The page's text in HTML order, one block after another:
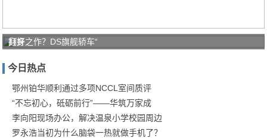
打好
防疫
保卫
战！
商汤
翻身之作？DS旗舰轿车“
今日热点
鄂州铂华顺利通过多项NCCL室间质评
“不忘初心，砥砺前行”——华筑万家成
李向阳现场办公，解决温泉小学校园周边
罗永浩当初为什么脑袋一热就做手机了？